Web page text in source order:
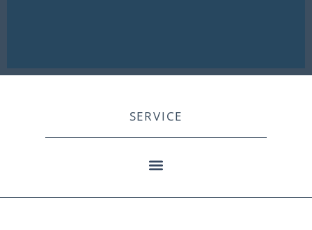
SERVICE